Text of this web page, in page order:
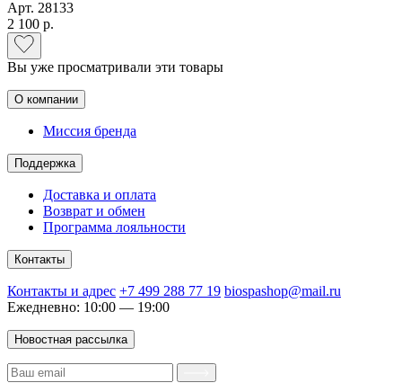
Арт. 28133
2 100 р.
Вы уже просматривали эти товары
О компании
Миссия бренда
Поддержка
Доставка и оплата
Возврат и обмен
Программа лояльности
Контакты
Контакты и адрес +7 499 288 77 19 biospashop@mail.ru
Ежедневно: 10:00 — 19:00
Новостная рассылка